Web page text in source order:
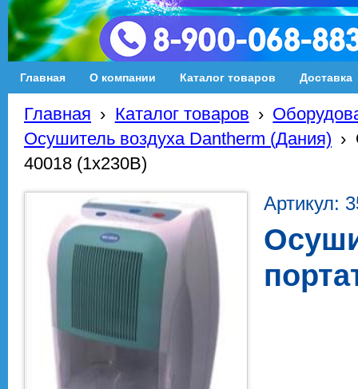
Главная О компании Каталог товаров Доставка
Главная › Каталог товаров ›
Осушитель воздуха Dantherm (Дания) ›
40018 (1x230В)
Артикул: